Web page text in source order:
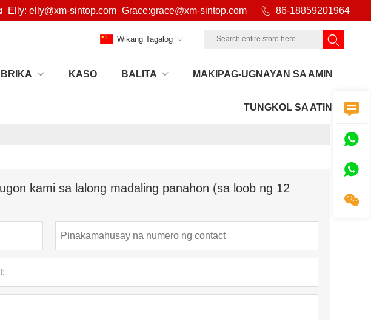
Elly: elly@xm-sintop.com Grace:grace@xm-sintop.com  86-18859201964
KASO BALITA MAKIPAG-UGNAYAN SA AMIN
TUNGKOL SA ATIN
Wikang Tagalog
Mga aktibidad sa eksibisyon
kami sa lalong madaling panahon (sa loob ng 12



